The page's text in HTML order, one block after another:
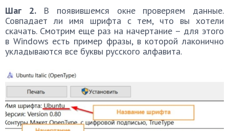
Шаг 2.В появившемся окне проверяем данные.
Совпадает ли имя шрифта с тем, что вы хотели
скачать. Смотрим еще раз на начертание – для этого
в Windows есть пример фразы, в которой лаконично
укладываются все буквы русского алфавита.